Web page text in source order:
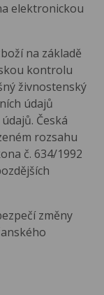
elektronickou
na základě
kontrolu
živnostenský
údajů
Česká
rozsahu
č. 634/1992
změny